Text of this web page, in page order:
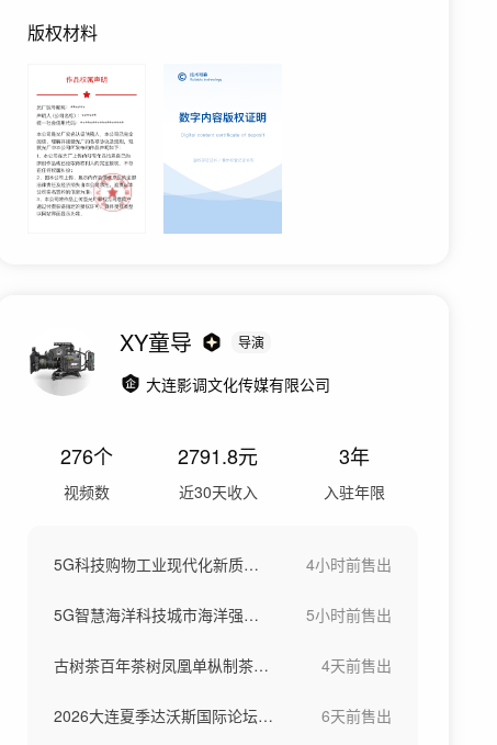
版权材料
XY童导 导演
大连影调文化传媒有限公司
276个
视频数
2791.8元
近30天收入
3年
入驻年限
5G科技购物工业现代化新质生产力 4小时前售出
5G智慧海洋科技城市海洋强国素材 5小时前售出
古树茶百年茶树凤凰单枞制茶工艺 4天前售出
2026大连夏季达沃斯国际论坛领军者年会 6天前售出